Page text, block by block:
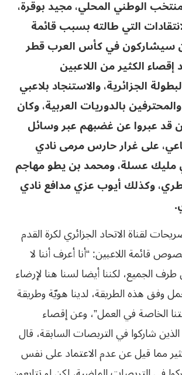
الوطني المحلي، مجيد بوقرة،
التي طالته بسبب قائمة
الذين سيشاركون في كأس العرب قطر
إقصاء الكثير من اللاعبين
الجزائرية، والاستنجاد بلاعبي
بالدوريات العربية، وكان
قد عبروا عن غضبهم عبر وسائل
على غرار حارس مرمى نادي
مليك عسلة، ومحمد بن يطو مهاجم
وكذلك أيوب عزي مدافع نادي
لقناة الاتحاد الجزائري لكرة القدم
قائمة اللاعبين: “أنا أعرف أننا لا
الجميع، لكننا أيضا لسنا هنا لإرضاء
وفق هذه الطريقة، لدينا هويّة وطريقة
الخاصة في العمل”، وعن إقصاء
الذين شاركوا في التربصات السابقة، قال
مما قيل عن عدم الاعتماد على نفس